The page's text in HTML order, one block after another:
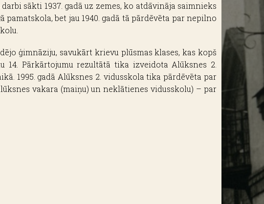
sākti 1937. gadā uz zemes, ko atdāvināja saimnieks
pamatskola, bet jau 1940. gadā tā pārdēvēta par nepilno
ģimnāziju, savukārt krievu plūsmas klases, kas kopš
14. Pārkārtojumu rezultātā tika izveidota Alūksnes 2.
1995. gadā Alūksnes 2. vidusskola tika pārdēvēta par
vakara (maiņu) un neklātienes vidusskolu) – par